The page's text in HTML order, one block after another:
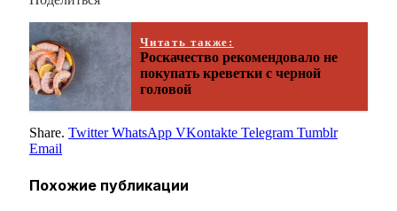
Читать также:
Роскачество рекомендовало не
покупать креветки с черной
головой
Share. Twitter WhatsApp VKontakte Telegram Tumblr
Email
Похожие публикации